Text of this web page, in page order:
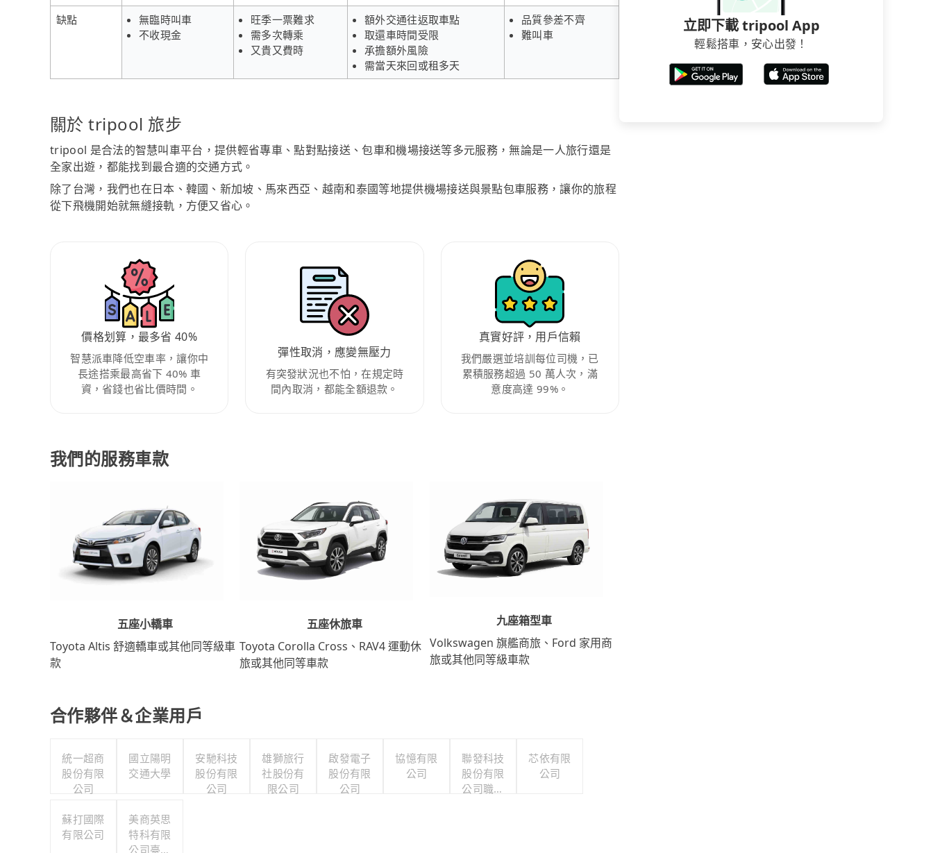
缺點
無臨時叫車
不收現金
旺季一票難求
需多次轉乘
又貴又費時
額外交通往返取車點
取還車時間受限
承擔額外風險
需當天來回或租多天
品質參差不齊
難叫車
關於 tripool 旅步
tripool 是合法的智慧叫車平台，提供輕省專車、點對點接送、包車和機場接送等多元服務，無論是一人旅行還是
全家出遊，都能找到最合適的交通方式。
除了台灣，我們也在日本、韓國、新加坡、馬來西亞、越南和泰國等地提供機場接送與景點包車服務，讓你的旅程
從下飛機開始就無縫接軌，方便又省心。
價格划算，最多省 40%
智慧派車降低空車率，讓你中
長途搭乘最高省下 40% 車
資，省錢也省比價時間。
彈性取消，應變無壓力
有突發狀況也不怕，在規定時
間內取消，都能全額退款。
真實好評，用戶信賴
我們嚴選並培訓每位司機，已
累積服務超過 50 萬人次，滿
意度高達 99%。
我們的服務車款
五座小轎車
Toyota Altis 舒適轎車或其他同等級車
款
五座休旅車
Toyota Corolla Cross、RAV4 運動休
旅或其他同等車款
九座箱型車
Volkswagen 旗艦商旅、Ford 家用商
旅或其他同等級車款
合作夥伴＆企業用戶
統一超商
股份有限
公司
國立陽明
交通大學
安馳科技
股份有限
公司
雄獅旅行
社股份有
限公司
啟發電子
股份有限
公司
協憶有限
公司
聯發科技
股份有限
公司職工
芯依有限
公司
蘇打國際
有限公司
美商英思
特科有限
公司臺灣
立即下載 tripool App
輕鬆搭車，安心出發！